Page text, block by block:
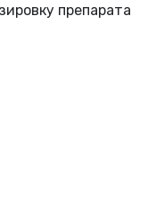
препарата